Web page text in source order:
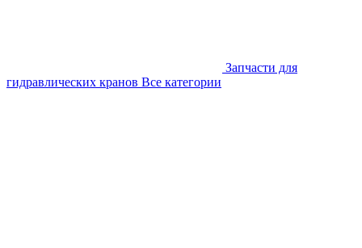
Запчасти для
гидравлических кранов Все категории